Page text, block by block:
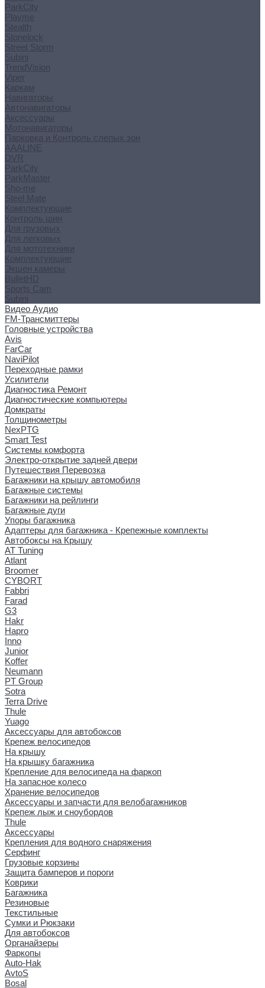
ParkCity
Playme
Stealth
Stonelock
Street Storm
Subini
TrendVision
Viper
Каркам
Навигаторы
Автонавигаторы
Аксессуары
Мотонавигаторы
Парковка и Контроль слепых зон
AAALINE
DVR
ParkCity
ParkMaster
Sho-me
Steel Mate
Комплектующие
Контроль шин
Для грузовых
Для легковых
Для мототехники
Комплектующие
Экшен камеры
BulletHD
Sports Cam
Subini
Видео Аудио
FM-Трансмиттеры
Головные устройства
Avis
FarCar
NaviPilot
Переходные рамки
Усилители
Диагностика Ремонт
Диагностические компьютеры
Домкраты
Толщинометры
NexPTG
Smart Test
Системы комфорта
Электро-открытие задней двери
Путешествия Перевозка
Багажники на крышу автомобиля
Багажные системы
Багажники на рейлинги
Багажные дуги
Упоры багажника
Адаптеры для багажника - Крепежные комплекты
Автобоксы на Крышу
AT Tuning
Atlant
Broomer
CYBORT
Fabbri
Farad
G3
Hakr
Hapro
Inno
Junior
Koffer
Neumann
PT Group
Sotra
Terra Drive
Thule
Yuago
Аксессуары для автобоксов
Крепеж велосипедов
На крышу
На крышку багажника
Крепление для велосипеда на фаркоп
На запасное колесо
Хранение велосипедов
Аксессуары и запчасти для велобагажников
Крепеж лыж и сноубордов
Thule
Аксессуары
Крепления для водного снаряжения
Серфинг
Грузовые корзины
Защита бамперов и пороги
Коврики
Багажника
Резиновые
Текстильные
Сумки и Рюкзаки
Для автобоксов
Органайзеры
Фаркопы
Auto-Hak
AvtoS
Bosal